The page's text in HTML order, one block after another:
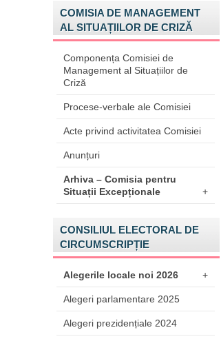
COMISIA DE MANAGEMENT
AL SITUAȚIILOR DE CRIZĂ
Componența Comisiei de
Management al Situațiilor de
Criză
Procese-verbale ale Comisiei
Acte privind activitatea Comisiei
Anunțuri
Arhiva – Comisia pentru
Situații Excepționale
+
CONSILIUL ELECTORAL DE
CIRCUMSCRIPȚIE
Alegerile locale noi 2026 +
Alegeri parlamentare 2025
Alegeri prezidențiale 2024